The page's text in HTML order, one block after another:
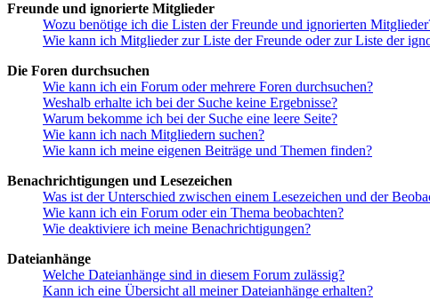
Freunde und ignorierte Mitglieder
Wozu benötige ich die Listen der Freunde und ignorierten
Wie kann ich Mitglieder zur Liste der Freunde oder zur Liste der
Die Foren durchsuchen
Wie kann ich ein Forum oder mehrere Foren durchsuchen?
Weshalb erhalte ich bei der Suche keine Ergebnisse?
Warum bekomme ich bei der Suche eine leere Seite?
Wie kann ich nach Mitgliedern suchen?
Wie kann ich meine eigenen Beiträge und Themen finden?
Benachrichtigungen und Lesezeichen
Was ist der Unterschied zwischen einem Lesezeichen und der
Wie kann ich ein Forum oder ein Thema beobachten?
Wie deaktiviere ich meine Benachrichtigungen?
Dateianhänge
Welche Dateianhänge sind in diesem Forum zulässig?
Kann ich eine Übersicht all meiner Dateianhänge erhalten?